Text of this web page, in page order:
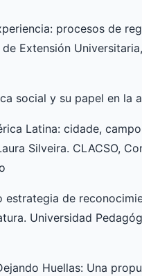
procesos de
Extensión
social y su papel en la
Latina: cidade,
Silveira. CLACSO,
estrategia de
Universidad
Huellas: Una